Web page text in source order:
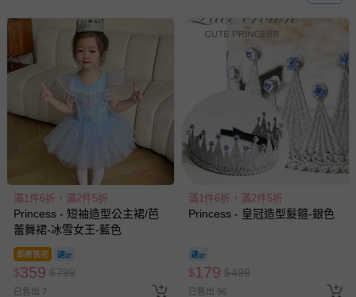
非以有形媒介提供之數位內容或一經提供即為完成之線
上服務，經消費者事先同意始提供（例如線上課程、遊
戲或活動點數等）。
已拆封之以下類型商品：
-個人衛生用品（例如尿布、貼身衣物、泳裝、襪子、地
墊、寢具類等）。
-新生兒親膚衣物（嬰幼兒包巾與背巾、包屁衣、學習
褲、紗布衣等）。
-接觸性孕哺產品（奶嘴、奶瓶、擠乳器、哺乳衣、托腹
帶束縛衣、餐搖椅等）。
-其他原廠盒裝商品封口處已貼上「不可拆封」，或具警
示字句等說明貼紙、封條者。
相關的退換貨辦理流程，可詳見：
滿1件6折，滿2件5折
Princess - 短袖造型公主裙/芭
蕾舞裙-冰雪女王-藍色
即將售完
$359 $799
已售出 7
滿1件6折，滿2件5折
Princess - 皇冠造型髮箍-銀色
$179 $499
已售出 96